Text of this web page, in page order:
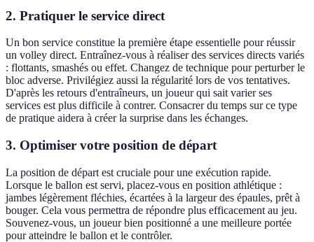
2. Pratiquer le service direct
Un bon service constitue la première étape essentielle pour réussir
un volley direct. Entraînez-vous à réaliser des services directs variés
: flottants, smashés ou effet. Changez de technique pour perturber le
bloc adverse. Privilégiez aussi la régularité lors de vos tentatives.
D'après les retours d'entraîneurs, un joueur qui sait varier ses
services est plus difficile à contrer. Consacrer du temps sur ce type
de pratique aidera à créer la surprise dans les échanges.
3. Optimiser votre position de départ
La position de départ est cruciale pour une exécution rapide.
Lorsque le ballon est servi, placez-vous en position athlétique :
jambes légèrement fléchies, écartées à la largeur des épaules, prêt à
bouger. Cela vous permettra de répondre plus efficacement au jeu.
Souvenez-vous, un joueur bien positionné a une meilleure portée
pour atteindre le ballon et le contrôler.